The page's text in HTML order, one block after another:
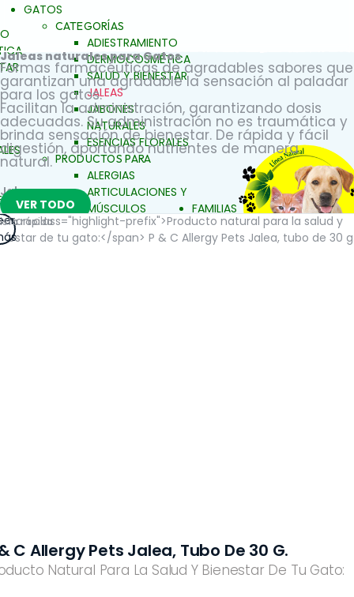
Y
GATOS
CATEGORÍAS
ADIESTRAMIENTO
DERMOCOSMÉTICA
SALUD Y BIENESTAR
JALEAS
JABONES
NATURALES
ESENCIAS FLORALES
PRODUCTOS PARA
ALERGIAS
ARTICULACIONES Y
MÚSCULOS
BELLEZA Y LIMPIEZA
CONDUCTA Y
FAMILIAS
Jaleas naturales para Gatos
Formas farmacéuticas de agradables sabores que
garantizan una agradable la sensación al paladar
para los gatos.
Facilitan la administración, garantizando dosis
adecuadas. Su administración no es traumática y
brinda sensación de bienestar. De rápida y fácil
digestión, aportando nutrientes de manera
natural.
Jaleas
VER TODO
rápida
Natural Para La Salud Y Bienestar De Tu Gato:
C Allergy Pets Jalea, Tubo De 30 G.